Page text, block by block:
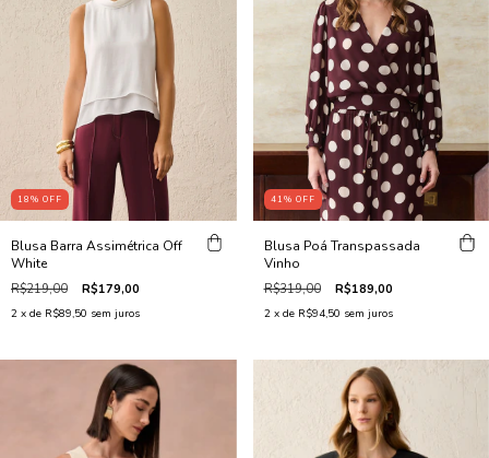
18% OFF
Blusa Barra Assimétrica Off
White
R$219,00 R$179,00
2 x de R$89,50 sem juros
41% OFF
Blusa Poá Transpassada
Vinho
R$319,00 R$189,00
2 x de R$94,50 sem juros